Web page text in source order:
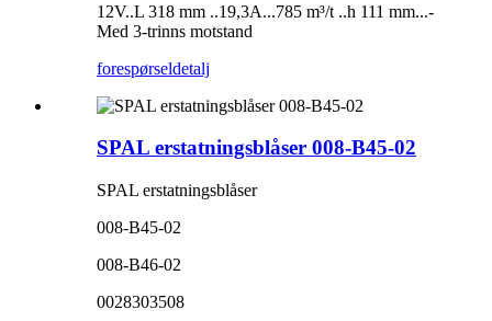
12V..L 318 mm ..19,3A...785 m³/t ..h 111 mm...-
Med 3-trinns motstand
forespørseldetalj
SPAL erstatningsblåser 008-B45-02
SPAL erstatningsblåser
008-B45-02
008-B46-02
0028303508